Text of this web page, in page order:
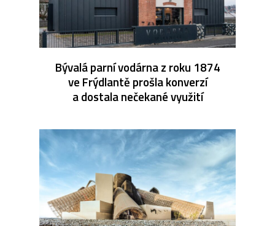
Bývalá parní vodárna z roku 1874
ve Frýdlantě prošla konverzí
a dostala nečekané využití